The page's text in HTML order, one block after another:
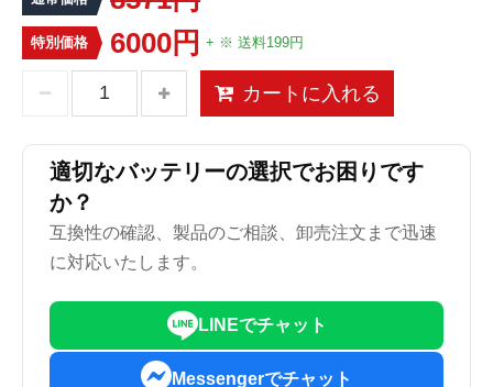
特別価格 6000円 + ※ 送料199円
カートに入れる
適切なバッテリーの選択でお困りです
か？
互換性の確認、製品のご相談、卸売注文まで迅速
に対応いたします。
LINEでチャット
Messengerでチャット